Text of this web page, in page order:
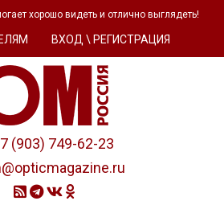
хорошо видеть и отлично выглядеть!
ВХОД \ РЕГИСТРАЦИЯ
(903) 749-62-23